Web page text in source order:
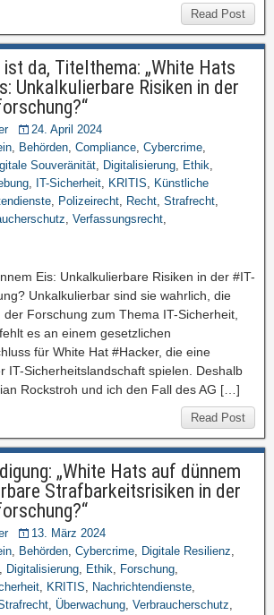
Read Post
ist da, Titelthema: „White Hats
Unkalkulierbare Risiken in der
24. April 2024
, Behörden, Compliance, Cybercrime,
Souveränität, Digitalisierung, Ethik,
, IT-Sicherheit, KRITIS, Künstliche
, Polizeirecht, Recht, Strafrecht,
, Verfassungsrecht,
Eis: Unkalkulierbare Risiken in der #IT-
Unkalkulierbar sind sie wahrlich, die
Forschung zum Thema IT-Sicherheit,
es an einem gesetzlichen
für White Hat #Hacker, die eine
IT-Sicherheitslandschaft spielen. Deshalb
Rockstroh und ich den Fall des AG […]
Read Post
„White Hats auf dünnem
Strafbarkeitsrisiken in der
13. März 2024
, Behörden, Cybercrime, Digitale Resilienz,
, Digitalisierung, Ethik, Forschung,
, KRITIS, Nachrichtendienste,
, Überwachung, Verbraucherschutz,